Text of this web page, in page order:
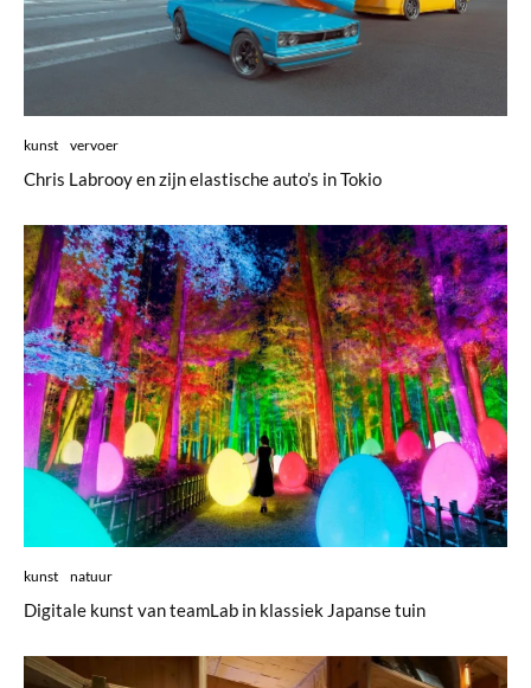
kunst vervoer
Chris Labrooy en zijn elastische auto’s in Tokio
kunst natuur
Digitale kunst van teamLab in klassiek Japanse tuin